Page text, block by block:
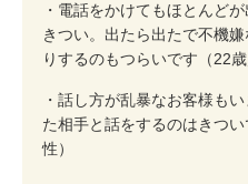
・電話をかけてもほとんど
きつい。出たら出たで不機
りするのもつらいです（22
・話し方が乱暴なお客様も
た相手と話をするのはきつ
性）